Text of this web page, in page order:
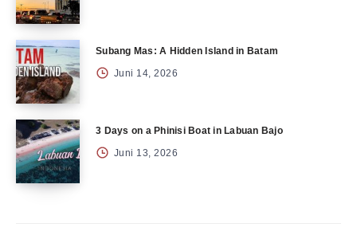
Subang Mas: A Hidden Island in Batam
Juni 14, 2026
3 Days on a Phinisi Boat in Labuan Bajo
Juni 13, 2026